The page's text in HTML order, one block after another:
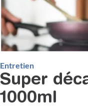
Entretien
Super
1000ml